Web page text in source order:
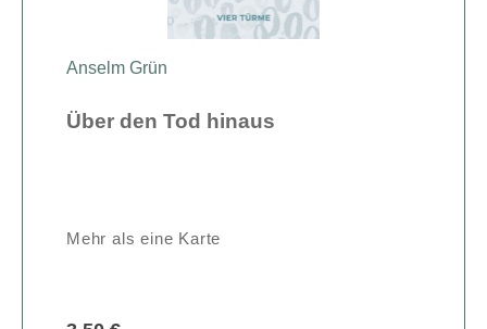
Anselm Grün
Über den Tod hinaus
Mehr als eine Karte